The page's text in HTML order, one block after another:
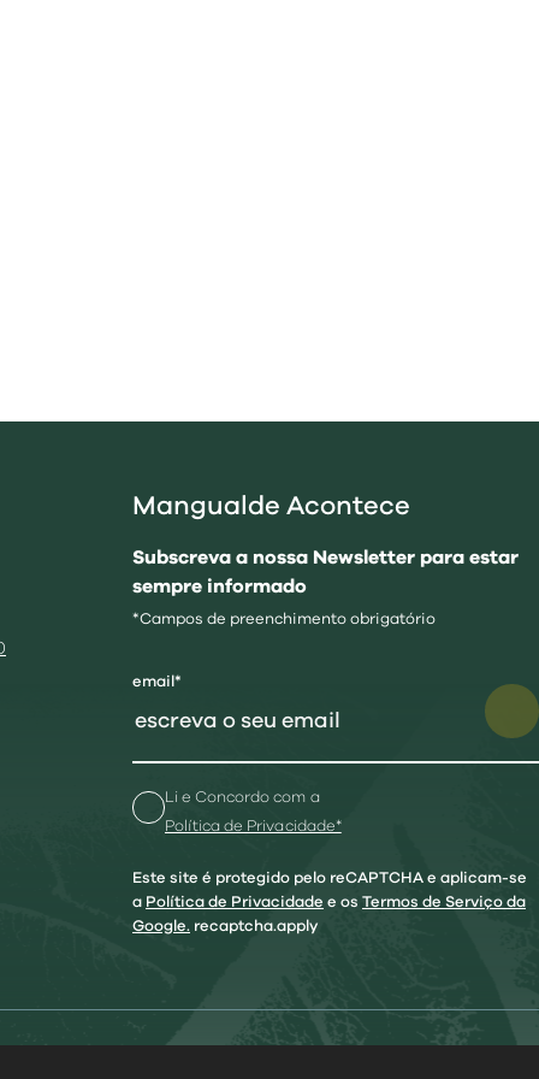
Mangualde Acontece
Subscreva a nossa Newsletter para estar
sempre informado
*Campos de preenchimento obrigatório
email*
Li e Concordo com a
Política de Privacidade*
Este site é protegido pelo reCAPTCHA e aplicam-se
a Política de Privacidade e os Termos de Serviço da
Google. recaptcha.apply